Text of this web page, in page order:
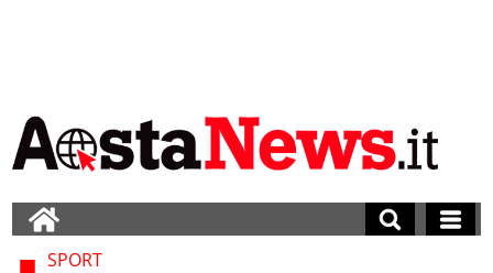
SPORT